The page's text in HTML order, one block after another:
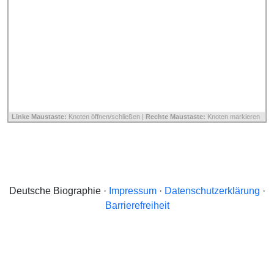
Linke Maustaste: Knoten öffnen/schließen | Rechte Maustaste: Knoten markieren
Deutsche Biographie · Impressum· Datenschutzerklärung ·
Barrierefreiheit